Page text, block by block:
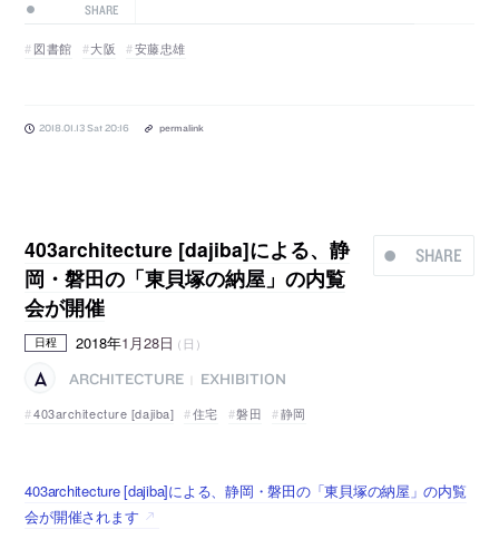
SHARE
図書館 大阪 安藤忠雄
2018.01.13 Sat 20:16 permalink
SHARE
403architecture [dajiba]による、静
岡・磐田の「東貝塚の納屋」の内覧
会が開催
日程 2018年1月28日（日）
ARCHITECTURE
EXHIBITION
403architecture [dajiba]
住宅 磐田 静岡
403architecture [dajiba]による、静岡・磐田の「東貝塚の納屋」の内覧
会が開催されます